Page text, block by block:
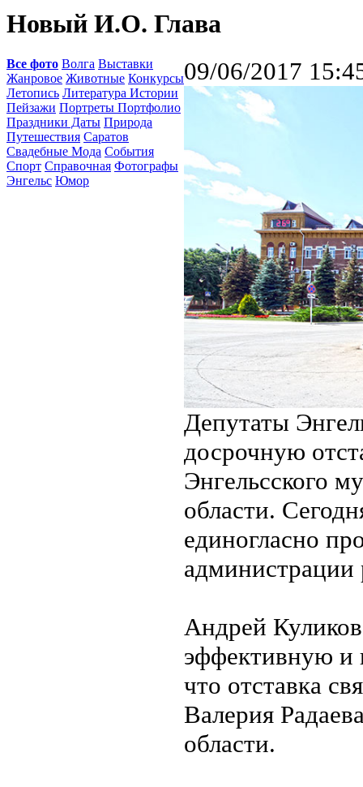
Новый И.О. Глава
Все фото Волга Выставки
Жанровое Животные Конкурсы
Летопись Литература Истории
Пейзажи Портреты Портфолио
Праздники Даты Природа
Путешествия Саратов
Свадебные Мода События
Спорт Справочная Фотографы
Энгельс Юмор
09/06/2017
Депутаты
досрочную
Энгельсского
области.
единогласно
администрации
Андрей
эффективную и
что отставка
Валерия
области.